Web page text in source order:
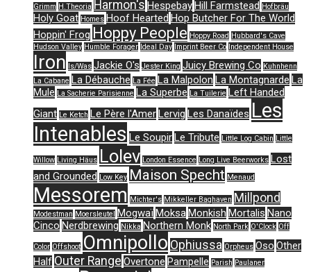
Grimm H.Theoria Harmon's HespebayHill Farmstead Hofbräu
Holy Goat Homes Hoof Hearted Hop Butcher For The World
Hoppin' Frog Hoppy People Hoppy Road Hubbard's Cave
Hudson Valley Humble Forager Ideal Day Imprint Beer Co Independent House
Iron Is/Was Jackie O's Jester King Juicy Brewing Co Kuhnhenn
La Cabane La Débauche La Fée La Malpolon La Montagnarde La
Mule La Sacherie Parisienne La Superbe La Tuilerie Left Handed
Giant Le Ketch Le Père l'AmerLervig Les Danaïdes Les
Intenables Le SoupirLe Tribute Little Log Cabin Little
Willow Living Häus Lolev London Essence Long Live Beerworks Lost
and Grounded Low Key Maison Specht Menaud
Messorem Michter's Mikkeller Baghaven Millpond
Modestman Moersleutel MogwaïMoksaMonkish Mortalis Nano
Cinco Nerdbrewing Nikka Northern Monk North Park O'Clock Off
Color Offshoot Omnipollo Ophiussa Orpheus Oso Other
Half Outer Range Overtone Pampelle Parish Paulaner